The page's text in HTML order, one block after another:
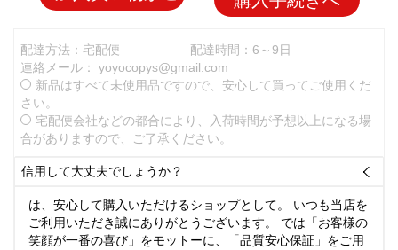
配達方法：宅配便
配達時間：6～9日
連絡メール： yoyocopys@gmail.com
新品はすべて未使用品ですので、安心して買ってご使用くだ
さい。
宅配便会社などの都合により、入荷時間が予想以上になる場
合がありますので、ご了承ください。
信用して大丈夫でしょうか？ 
は、安心して購入いただけるショップとして。 いつも当店を
ご利用いただき誠にありがとうございます。 では「お客様の
笑顔が一番の喜び」をモットーに、「品質安心保証」をご用